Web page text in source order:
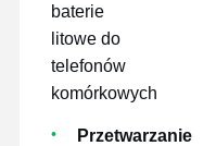
baterie
litowe do
telefonów
komórkowych
Przetwarzanie